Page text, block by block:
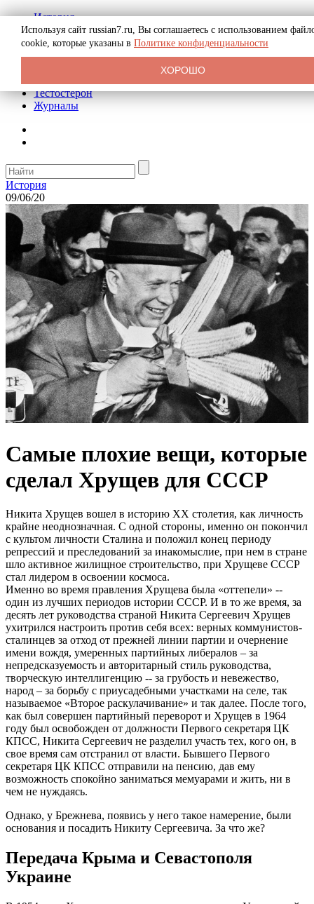
История
Биография
Криминал
Реклама на сайте
Тестостерон
Журналы
История
09/06/20
Самые плохие вещи, которые
сделал Хрущев для СССР
Никита Хрущев вошел в историю XX столетия, как личность
крайне неоднозначная. С одной стороны, именно он покончил
с культом личности Сталина и положил конец периоду
репрессий и преследований за инакомыслие, при нем в стране
шло активное жилищное строительство, при Хрущеве СССР
стал лидером в освоении космоса.
Именно во время правления Хрущева была «оттепели» --
один из лучших периодов истории СССР. И в то же время, за
десять лет руководства страной Никита Сергеевич Хрущев
ухитрился настроить против себя всех: верных коммунистов-
сталинцев за отход от прежней линии партии и очернение
имени вождя, умеренных партийных либералов – за
непредсказуемость и авторитарный стиль руководства,
творческую интеллигенцию -- за грубость и невежество,
народ – за борьбу с приусадебными участками на селе, так
называемое «Второе раскулачивание» и так далее. После того,
как был совершен партийный переворот и Хрущев в 1964
году был освобожден от должности Первого секретаря ЦК
КПСС, Никита Сергеевич не разделил участь тех, кого он, в
свое время сам отстранил от власти. Бывшего Первого
секретаря ЦК КПСС отправили на пенсию, дав ему
возможность спокойно заниматься мемуарами и жить, ни в
чем не нуждаясь.
Однако, у Брежнева, появись у него такое намерение, были
основания и посадить Никиту Сергеевича. За что же?
Передача Крыма и Севастополя
Украине
Используя сайт russian7.ru, Вы соглашаетесь с использованием
cookie, которые указаны в Политике конфиденциальности
ХОРОШО